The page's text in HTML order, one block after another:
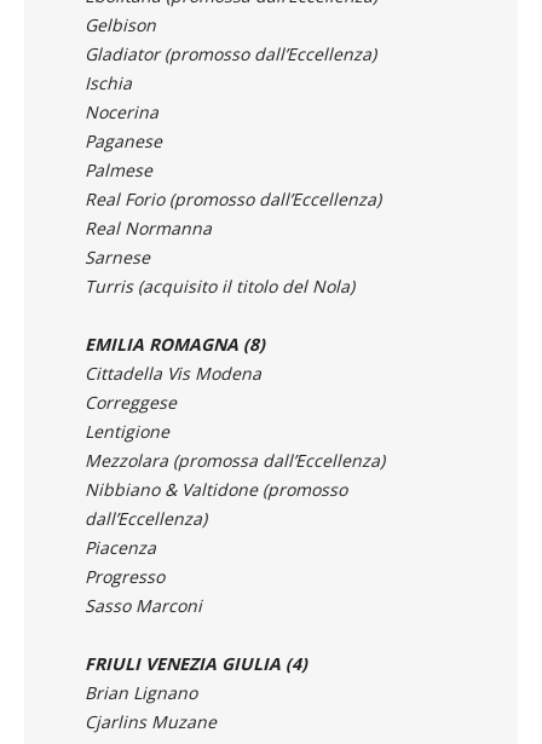
Gladiator (promosso dall’Eccellenza)
Ischia
Nocerina
Paganese
Palmese
Real Forio (promosso dall’Eccellenza)
Real Normanna
Sarnese
Turris (acquisito il titolo del Nola)
EMILIA ROMAGNA (8)
Correggese
Lentigione
Mezzolara (promossa dall’Eccellenza)
Nibbiano & Valtidone (promosso
dall’Eccellenza)
Piacenza
Progresso
Sasso Marconi
FRIULI VENEZIA GIULIA (4)
Cjarlins Muzane
Lavarian Mortean Esperia (promossa
dall’Eccellenza)